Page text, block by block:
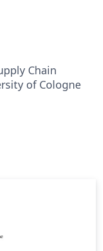
Chain
of Cologne